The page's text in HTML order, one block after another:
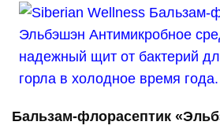
Бальзам-флорасептик